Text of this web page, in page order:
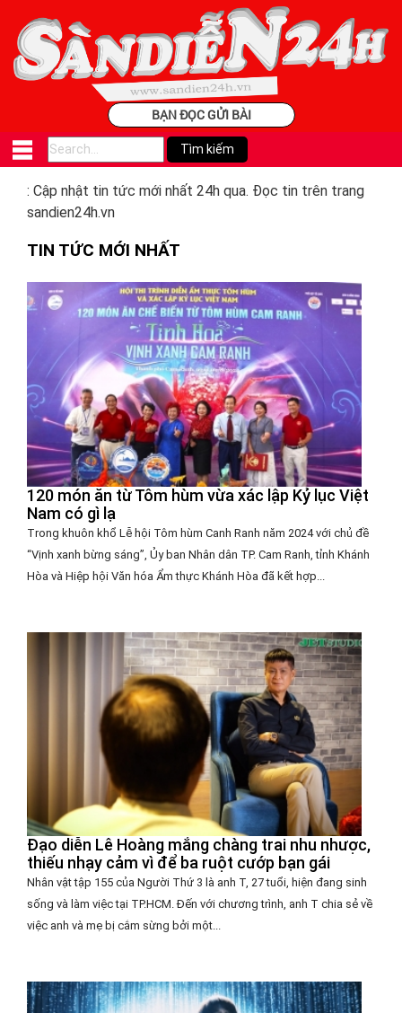
BẠN ĐỌC GỬI BÀI
: Cập nhật tin tức mới nhất 24h qua. Đọc tin trên trang
sandien24h.vn
TIN TỨC MỚI NHẤT
120 món ăn từ Tôm hùm vừa xác lập Kỷ lục Việt
Nam có gì lạ
Trong khuôn khổ Lễ hội Tôm hùm Canh Ranh năm 2024 với chủ đề
“Vịnh xanh bừng sáng”, Ủy ban Nhân dân TP. Cam Ranh, tỉnh Khánh
Hòa và Hiệp hội Văn hóa Ẩm thực Khánh Hòa đã kết hợp...
Đạo diễn Lê Hoàng mắng chàng trai nhu nhược,
thiếu nhạy cảm vì để ba ruột cướp bạn gái
Nhân vật tập 155 của Người Thứ 3 là anh T, 27 tuổi, hiện đang sinh
sống và làm việc tại TP.HCM. Đến với chương trình, anh T chia sẻ về
việc anh và mẹ bị cắm sừng bởi một...